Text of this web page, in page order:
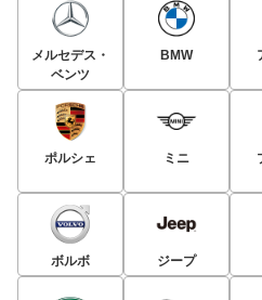
メルセデス・
ベンツ
BMW
ポルシェ ミニ
ボルボ ジープ